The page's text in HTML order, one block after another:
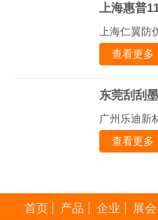
上海惠普
上海仁翼防
查看更多
东莞刮刮
广州乐迪新
查看更多
首页 产品 企业 展会